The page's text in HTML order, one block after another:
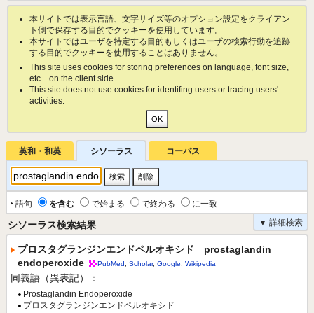
本サイトでは表示言語、文字サイズ等のオプション設定をクライアン
ト側で保存する目的でクッキーを使用しています。
本サイトではユーザを特定する目的もしくはユーザの検索行動を追跡
する目的でクッキーを使用することはありません。
This site uses cookies for storing preferences on language, font size,
etc... on the client side.
This site does not use cookies for identifing users or tracing users'
activities.
英和・和英 シソーラス コーパス
‣ 語句 を含む で始まる で終わる
に一致
▼ 詳細検索
シソーラス検索結果
プロスタグランジンエンドペルオキシド prostaglandin
endoperoxide
PubMed Scholar, Google Wikipedia
同義語（異表記）：
Prostaglandin Endoperoxide
プロスタグランジンエンドペルオキシド